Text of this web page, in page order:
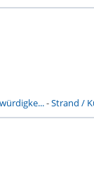
-Strand /